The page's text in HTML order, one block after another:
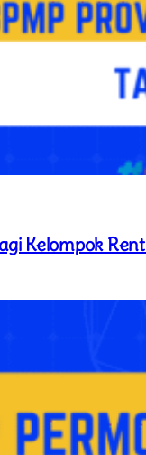
Kelompok